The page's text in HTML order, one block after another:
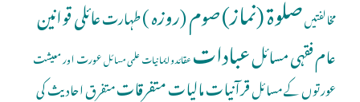
مخالفتیںصلوة (نماز)صوم (روزہ )طہارتعائلی قوانین
عام فقہی مسائلعباداتعقائد و ایمانیاتعلمی مسائلعورت اور معیشت
عورتوں کے مسائلقرآنیاتمالیاتمتفرقاتمتفرق احادیث کی